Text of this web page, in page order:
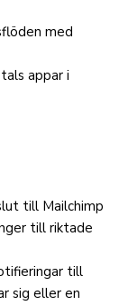
med
appar i
till Mailchimp
till riktade
till
sig eller en